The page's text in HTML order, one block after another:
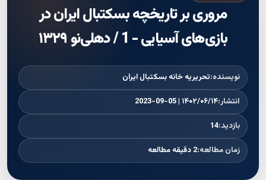
مروری بر تاریخچه بسکتبال ایران در
بازی‌های آسیایی - 1 / دهلی‌نو ۱۳۲۹
نویسنده:تحریریه خانه بسکتبال ایران
انتشار:۱۴۰۲/۰۶/۱۴ | 2023-09-05
بازدید:14
زمان مطالعه:2 دقیقه مطالعه